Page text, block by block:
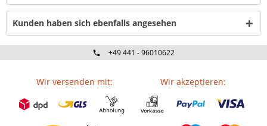
Kunden haben sich ebenfalls angesehen
+49 441 - 96010622
Wir versenden mit: Wir akzeptieren: